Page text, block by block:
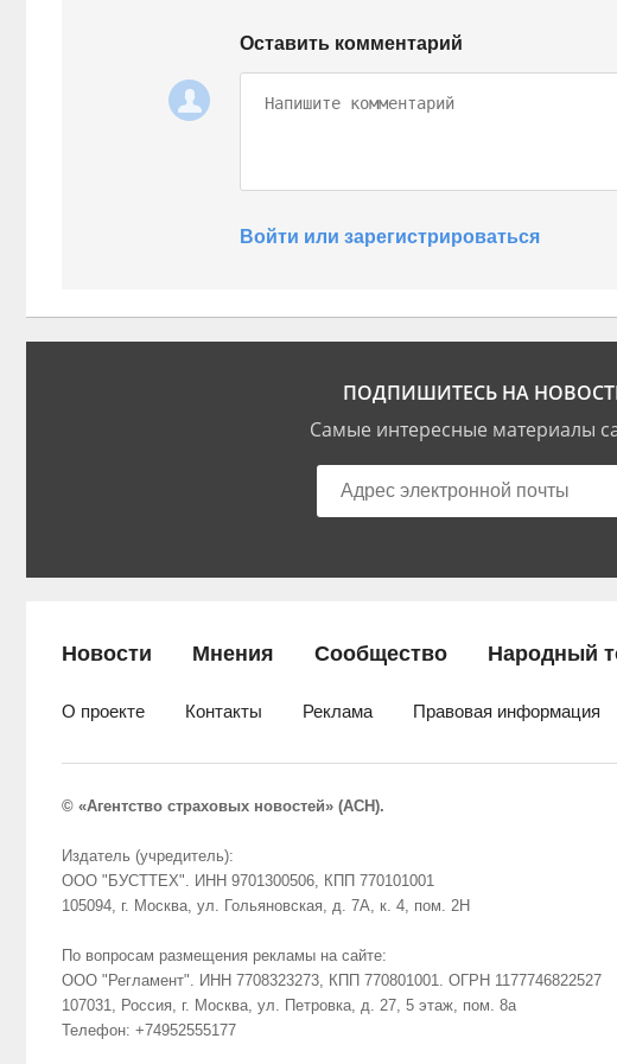
Оставить комментарий
Войти или зарегистрироваться
ПОДПИШИТЕСЬ НА
Самые интересные материалы
Новости Мнения Сообщество Народный
О проекте Контакты Реклама Правовая информация
© «Агентство страховых новостей» (АСН).
Издатель (учредитель):
ООО "БУСТТЕХ". ИНН 9701300506, КПП 770101001
105094, г. Москва, ул. Гольяновская, д. 7А, к. 4, пом. 2Н
По вопросам размещения рекламы на сайте:
ООО "Регламент". ИНН 7708323273, КПП 770801001. ОГРН 1177746822527
107031, Россия, г. Москва, ул. Петровка, д. 27, 5 этаж, пом. 8а
Телефон: +74952555177